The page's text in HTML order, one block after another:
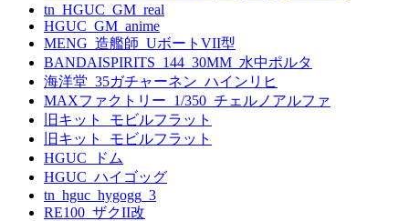
tn_HGUC_GM_real
HGUC_GM_anime
MENG_造艦師_UボートVII型
BANDAISPIRITS_144_30MM_水中ポルタ
海洋堂_35ガチャーネン_ハインリヒ
MAXファクトリー_1/350_チェルノアルファ
旧キット_モビルフラット
旧キット_モビルフラット
HGUC_ドム
HGUC_ハイゴッグ
tn_hguc_hygogg_3
RE100_ザクII改